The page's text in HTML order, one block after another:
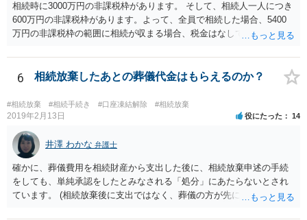
相続時に3000万円の非課税枠があります。 そして、相続人一人につき
600万円の非課税枠があります。よって、全員で相続した場合、5400
万円の非課税枠の範囲に相続が収まる場合、税金はなしです。 一人が
範囲となります。 一般的には、全員で相続する方が税金はお得です。
また、全員で相続しても、話し合いの結果、親がすべて相続と決める
0万円分使えます。 父が亡くなり、母が全部相続すると、母から三人
で相続する際は、4800万円が非課税枠となります。 そうすると、母が
亡くなってから相続すると、両親のどちらかが亡くなってから相続す
るより非課税の枠が減少します。 計画的に相続をするのがおすすめと
いうことになります。これ以外にも気をつける点はあるかもしれませ
んので、一度相談して想定するのがおすすめと思います。
6 相続放棄したあとの葬儀代金はもらえるのか？
#相続放棄 #相続手続き #口座凍結解除 #相続放棄
2019年2月13日 役にたった 14
井澤 わかな 弁護士
確かに、葬儀費用を相続財産から支出した後に、相続放棄申述の手続
をしても、単純承認をしたとみなされる「処分」にあたらないとされ
ています。 (相続放棄後に支出ではなく、葬儀の方が先に来るのが通常